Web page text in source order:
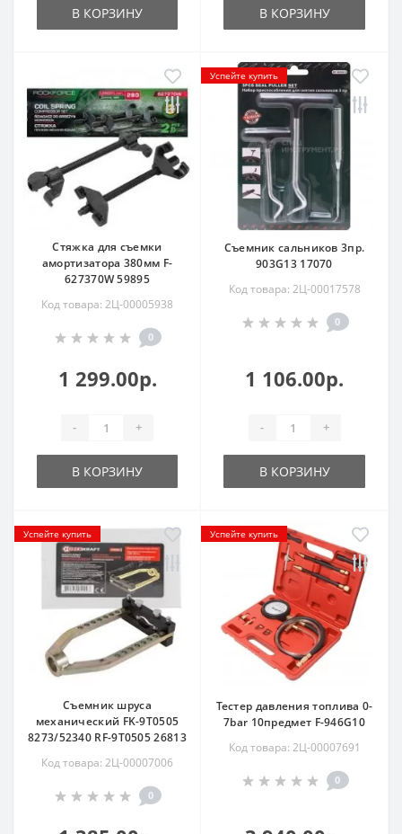
В КОРЗИНУ В КОРЗИНУ
Стяжка для съемки
амортизатора 380мм F-
627370W 59895
Код товара: 2Ц-00005938
0
1 299.00р.
- +
В КОРЗИНУ
Успейте купить
Съемник сальников 3пр.
903G13 17070
Код товара: 2Ц-00017578
0
1 106.00р.
- +
В КОРЗИНУ
Успейте купить
Съемник шруса
механический FK-9T0505
8273/52340 RF-9T0505 26813
Код товара: 2Ц-00007006
0
Успейте купить
Тестер давления топлива 0-
7bar 10предмет F-946G10
Код товара: 2Ц-00007691
0